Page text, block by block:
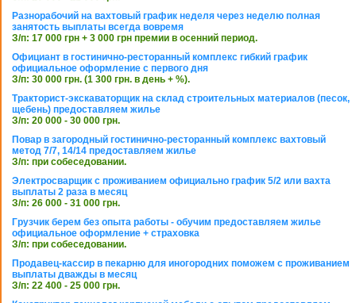
Разнорабочий на вахтовый график неделя через неделю полная
занятость выплаты всегда вовремя
З/п: 17 000 грн + 3 000 грн премии в осенний период.
Официант в гостинично-ресторанный комплекс гибкий график
официальное оформление с первого дня
З/п: 30 000 грн. (1 300 грн. в день + %).
Тракторист-экскаваторщик на склад строительных материалов (песок,
щебень) предоставляем жилье
З/п: 20 000 - 30 000 грн.
Повар в загородный гостинично-ресторанный комплекс вахтовый
метод 7/7, 14/14 предоставляем жилье
З/п: при собеседовании.
Электросварщик с проживанием официально график 5/2 или вахта
выплаты 2 раза в месяц
З/п: 26 000 - 31 000 грн.
Грузчик берем без опыта работы - обучим предоставляем жилье
официальное оформление + страховка
З/п: при собеседовании.
Продавец-кассир в пекарню для иногородних поможем с проживанием
выплаты дважды в месяц
З/п: 22 400 - 25 000 грн.